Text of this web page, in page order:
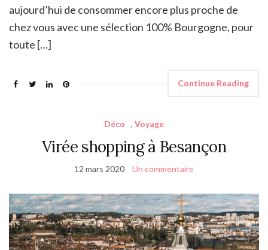
aujourd’hui de consommer encore plus proche de
chez vous avec une sélection 100% Bourgogne, pour
toute […]
Continue Reading
Déco , Voyage
Virée shopping à Besançon
12 mars 2020 Un commentaire